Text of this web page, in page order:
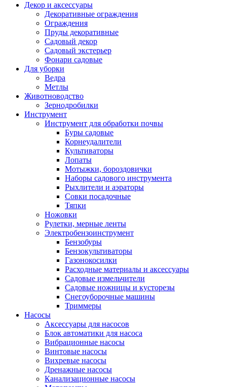
Декор и аксессуары
Декоративные ограждения
Ограждения
Пруды декоративные
Садовый декор
Садовый экстерьер
Фонари садовые
Для уборки
Ведра
Метлы
Животноводство
Зернодробилки
Инструмент
Инструмент для обработки почвы
Буры садовые
Корнеудалители
Культиваторы
Лопаты
Мотыжки, бороздовички
Наборы садового инструмента
Рыхлители и аэраторы
Совки посадочные
Тяпки
Ножовки
Рулетки, мерные ленты
Электробензоинструмент
Бензобуры
Бензокультиваторы
Газонокосилки
Расходные материалы и аксессуары
Садовые измельчители
Садовые ножницы и кусторезы
Снегоуборочные машины
Триммеры
Насосы
Аксессуары для насосов
Блок автоматики для насоса
Вибрационные насосы
Винтовые насосы
Вихревые насосы
Дренажные насосы
Канализационные насосы